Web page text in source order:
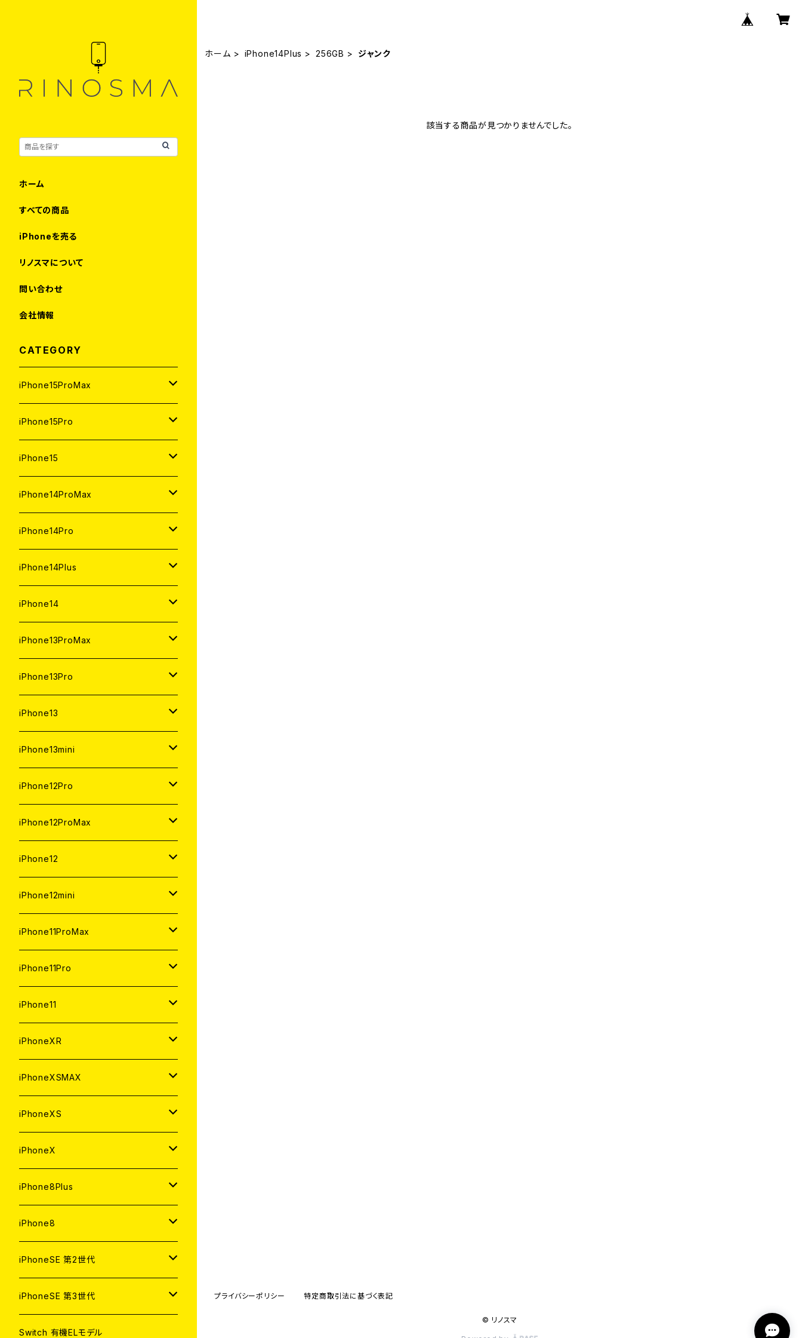
ホーム iPhone14Plus 256GB ジャンク
該当する商品が見つかりませんでした。
ホーム
すべての商品
iPhoneを売る
リノスマについて
問い合わせ
会社情報
CATEGORY
iPhone15ProMax
1TB
新品
中古（整備済み）
512GB
新品
中古（整備済み）
256GB
新品
中古（整備済み）
iPhone15Pro
1TB
新品
中古（整備済み）
512GB
新品
中古（整備済み）
256GB
新品
中古（整備済み）
128GB
新品
中古（整備済み）
iPhone15
512GB
新品
中古（整備済み）
256GB
新品
中古（整備済み）
128GB
新品
中古（整備済み）
iPhone14ProMax
1TB
新品
中古（整備済み）
512GB
新品
中古（整備済み）
256GB
新品
中古（整備済み）
128GB
新品
中古（整備済み）
iPhone14Pro
1TB
新品
中古（整備済み）
512GB
新品
中古（整備済み）
256GB
新品
中古（整備済み）
128GB
新品
中古（整備済み）
iPhone14Plus
512GB
新品
中古（整備済み）
256GB
新品
中古（整備済み）
128GB
新品
中古（整備済み）
iPhone14
128GB
新品
中古（整備済み）
256GB
新品
中古（整備済み）
512GB
新品
中古（整備済み）
iPhone13ProMax
1TB
新品
中古（整備済み）
512GB
新品
中古（整備済み）
256GB
新品
中古（整備済み）
128GB
新品
中古（整備済み）
iPhone13Pro
1TB
新品
中古（整備済み）
512GB
新品
中古（整備済み）
256GB
新品
中古（整備済み）
128GB
新品
中古（整備済み）
iPhone13
512GB
新品
中古（整備済み）
256GB
新品
中古（整備済み）
128GB
新品
中古（整備済み）
iPhone13mini
512GB
新品
中古（整備済み）
256GB
新品
中古（整備済み）
128GB
新品
中古（整備済み）
iPhone12Pro
128GB
新品
中古（整備済み）
256GB
新品
中古（整備済み）
512GB
新品
中古（整備済み）
iPhone12ProMax
512GB
新品
中古（整備済み）
256GB
新品
中古（整備済み）
128GB
新品
中古（整備済み）
iPhone12
256GB
新品
中古（整備済み）
128GB
新品
中古（整備済み）
64GB
新品
中古（整備済み）
iPhone12mini
256GB
新品
中古（整備済み）
128GB
新品
中古（整備済み）
64GB
新品
中古（整備済み）
iPhone11ProMax
512GB
新品
中古（整備済み）
256GB
新品
中古（整備済み）
64GB
新品
中古（整備済み）
iPhone11Pro
512GB
新品
中古（整備済み）
256GB
新品
中古（整備済み）
64GB
新品
中古（整備済み）
iPhone11
256GB
新品
中古（整備済み）
128GB
新品
中古（整備済み）
64GB
新品
中古（整備済み）
iPhoneXR
256GB
新品
中古（整備済み）
128GB
新品
中古（整備済み）
64GB
新品
中古（整備済み）
iPhoneXSMAX
512GB
新品
中古（整備済み）
256GB
新品
中古（整備済み）
64GB
新品
中古（整備済み）
iPhoneXS
512GB
新品
中古（整備済み）
256GB
新品
中古（整備済み）
64GB
新品
中古（整備済み）
iPhoneX
256GB
新品
中古（整備済み）
64GB
新品
中古（整備済み）
iPhone8Plus
256GB
新品
中古（整備済み）
128GB
新品
中古（整備済み）
64GB
新品
iPhone8
256GB
新品
中古（整備済み）
128GB
新品
64GB
iPhoneSE 第2世代
256GB
新品
128GB
iPhoneSE 第3世代
256GB
Switch 有機ELモデル
プライバシーポリシー 特定商取引法に基づく表記
© リノスマ